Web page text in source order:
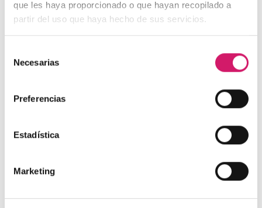
que les haya proporcionado o que hayan recopilado a
partir del uso que haya hecho de sus servicios.
Necesarias
Preferencias
Estadística
Marketing
Tratamiento de un paciente con periodontitis